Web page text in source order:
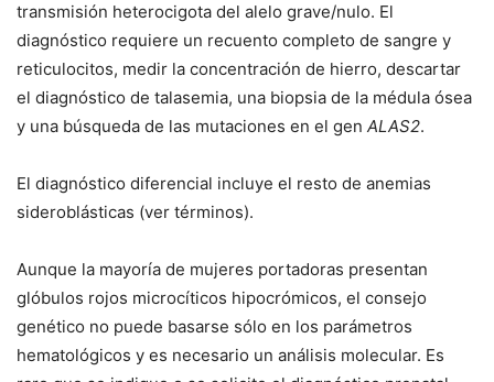
transmisión heterocigota del alelo grave/nulo. El
diagnóstico requiere un recuento completo de sangre y
reticulocitos, medir la concentración de hierro, descartar
el diagnóstico de talasemia, una biopsia de la médula ósea
y una búsqueda de las mutaciones en el gen ALAS2.
El diagnóstico diferencial incluye el resto de anemias
sideroblásticas (ver términos).
Aunque la mayoría de mujeres portadoras presentan
glóbulos rojos microcíticos hipocrómicos, el consejo
genético no puede basarse sólo en los parámetros
hematológicos y es necesario un análisis molecular. Es